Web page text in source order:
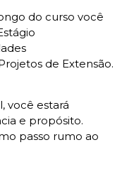
do curso você
de Extensão.
você estará
e propósito.
passo rumo ao